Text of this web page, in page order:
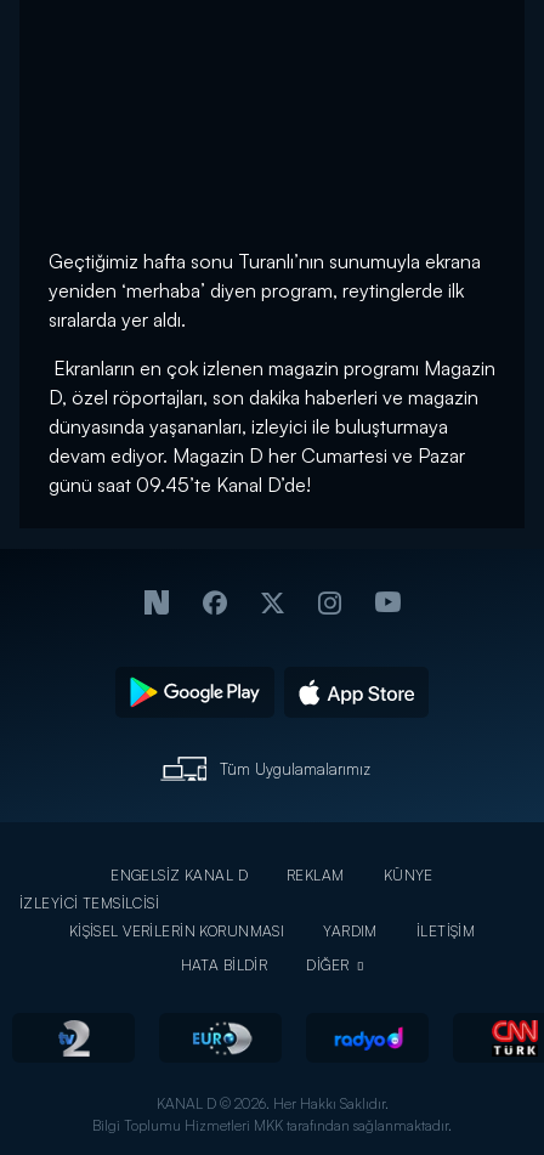
Geçtiğimiz hafta sonu Turanlı’nın sunumuyla ekrana
yeniden ‘merhaba’ diyen program, reytinglerde ilk
sıralarda yer aldı.
Ekranların en çok izlenen magazin programı Magazin
D, özel röportajları, son dakika haberleri ve magazin
dünyasında yaşananları, izleyici ile buluşturmaya
devam ediyor. Magazin D her Cumartesi ve Pazar
günü saat 09.45’te Kanal D’de!
Tüm Uygulamalarımız
ENGELSİZ KANAL D REKLAM
KÜNYE
İZLEYİCİ TEMSİLCİSİ
KİŞİSEL VERİLERİN KORUNMASI
YARDIM
İLETİŞİM
HATA BİLDİR
DİĞER
KANAL D © 2026. Her Hakkı Saklıdır.
Bilgi Toplumu Hizmetleri MKK tarafından sağlanmaktadır.